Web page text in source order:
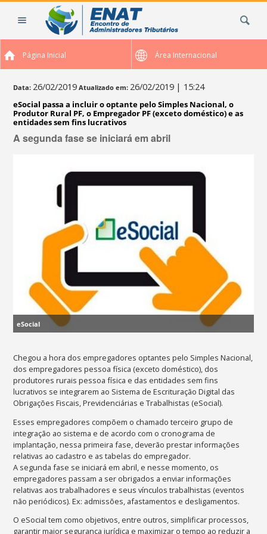
Página Inicial Área Internacional
Data: 26/02/2019 Atualizado em: 26/02/2019 | 15:24
eSocial passa a incluir o optante pelo Simples Nacional, o
Produtor Rural PF, o Empregador PF (exceto doméstico) e as
entidades sem fins lucrativos
A segunda fase se iniciará em abril
eSocial
Chegou a hora dos empregadores optantes pelo Simples Nacional,
dos empregadores pessoa física (exceto doméstico), dos
produtores rurais pessoa física e das entidades sem fins
lucrativos se integrarem ao Sistema de Escrituração Digital das
Obrigações Fiscais, Previdenciárias e Trabalhistas (eSocial).
Esses empregadores compõem o chamado terceiro grupo de
integração ao sistema e de acordo com o cronograma de
implantação, nessa primeira fase, deverão prestar informações
relativas ao cadastro e as tabelas do empregador.
A segunda fase se iniciará em abril, e nesse momento, os
empregadores passam a ser obrigados a enviar informações
relativas aos trabalhadores e seus vínculos trabalhistas (eventos
não periódicos). Ex: admissões, afastamentos e desligamentos.
O eSocial tem como objetivos, entre outros, simplificar processos,
garantir maior segurança jurídica e maximizar o tempo ao reduzir a